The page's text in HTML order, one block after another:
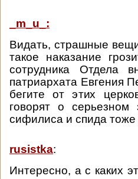
_m_u_:
Видать, страшные
такое наказание
сотрудника Отдела
патриархата Евгения
бегите от этих
говорят о
сифилиса и спида тоже
rusistka:
Интересно, а с каких